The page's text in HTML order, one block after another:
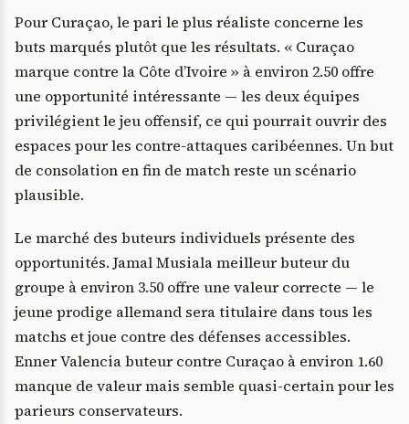
Pour Curaçao, le pari le plus réaliste concerne les
buts marqués plutôt que les résultats. « Curaçao
marque contre la Côte d’Ivoire » à environ 2.50 offre
une opportunité intéressante — les deux équipes
privilégient le jeu offensif, ce qui pourrait ouvrir des
espaces pour les contre-attaques caribéennes. Un but
de consolation en fin de match reste un scénario
plausible.
Le marché des buteurs individuels présente des
opportunités. Jamal Musiala meilleur buteur du
groupe à environ 3.50 offre une valeur correcte — le
jeune prodige allemand sera titulaire dans tous les
matchs et joue contre des défenses accessibles.
Enner Valencia buteur contre Curaçao à environ 1.60
manque de valeur mais semble quasi-certain pour les
parieurs conservateurs.